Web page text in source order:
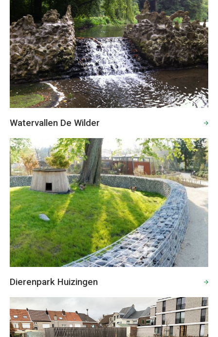
Watervallen De Wilder
Dierenpark Huizingen